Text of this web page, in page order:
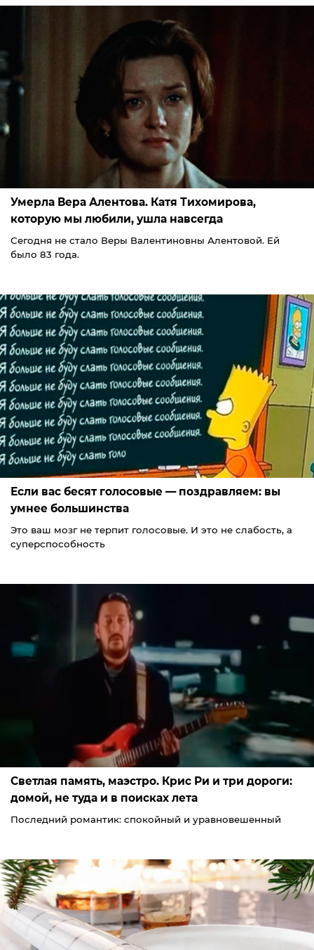
Умерла Вера Алентова. Катя Тихомирова,
которую мы любили, ушла навсегда
Сегодня не стало Веры Валентиновны Алентовой. Ей
было 83 года.
Если вас бесят голосовые — поздравляем: вы
умнее большинства
Это ваш мозг не терпит голосовые. И это не слабость, а
суперспособность
Светлая память, маэстро. Крис Ри и три дороги:
домой, не туда и в поисках лета
Последний романтик: спокойный и уравновешенный